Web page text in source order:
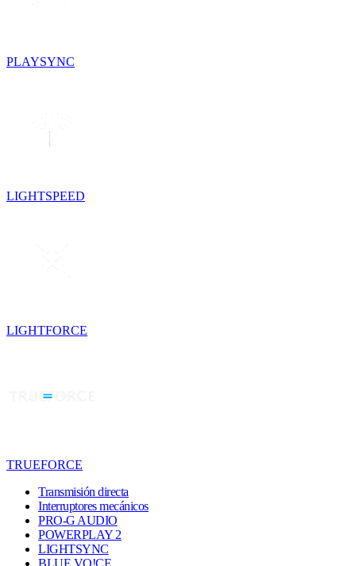
PLAYSYNC
LIGHTSPEED
LIGHTFORCE
TRUEFORCE
Transmisión directa
Interruptores mecánicos
PRO-G AUDIO
POWERPLAY 2
LIGHTSYNC
BLUE VO!CE